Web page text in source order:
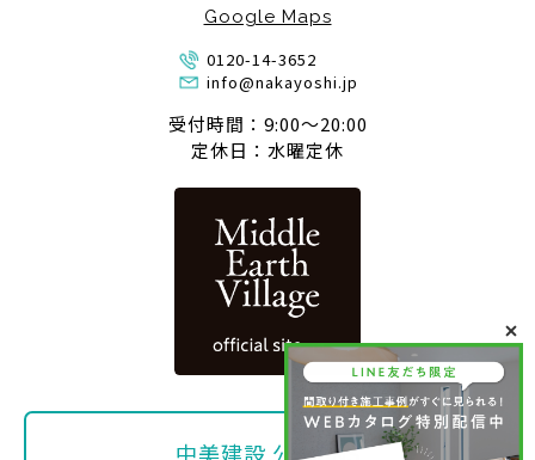
Google Maps
0120-14-3652
info@nakayoshi.jp
受付時間：9:00〜20:00
定休日：水曜定休
中美建設 公式SNS